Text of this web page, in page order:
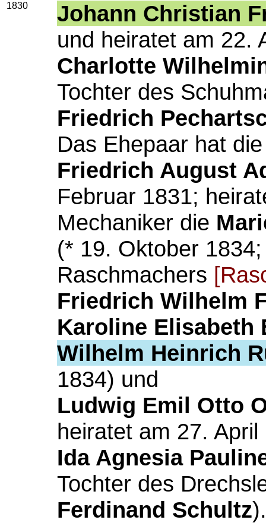
1830
Johann Christian
und heiratet am 22.
Charlotte
Tochter des
Friedrich
Das Ehepaar hat
Friedrich August
Februar 1831;
Mechaniker die
(* 19. Oktober
Raschmachers
Friedrich Wilhelm
Karoline Elisabeth
Wilhelm Heinrich
1834) und
Ludwig Emil Otto
heiratet am 27.
Ida Agnesia
Tochter des
Ferdinand Schultz).